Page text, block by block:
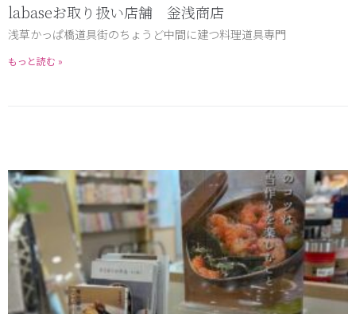
labaseお取り扱い店舗 釡浅商店
浅草かっぱ橋道具街のちょうど中間に建つ料理道具専門
もっと読む »